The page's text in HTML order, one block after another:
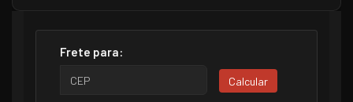
Frete para:
Calcular